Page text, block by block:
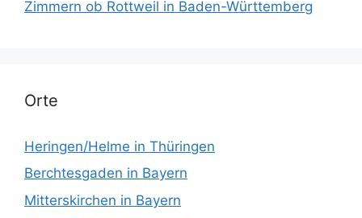
Zimmern ob Rottweil in Baden-Württemberg
Orte
Heringen/Helme in Thüringen
Berchtesgaden in Bayern
Mitterskirchen in Bayern